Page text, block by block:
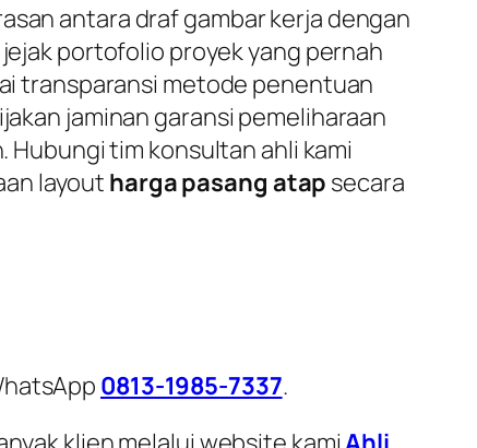
antara draf gambar kerja dengan
portofolio proyek yang pernah
transparansi metode penentuan
jaminan garansi pemeliharaan
tim konsultan ahli kami
layoutharga pasang atap secara
0813-1985-7337.